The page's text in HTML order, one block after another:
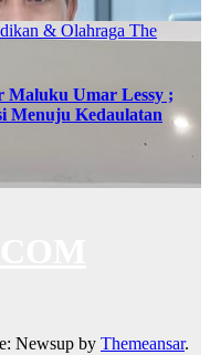
& Olahraga The
Umar Lessy ;
Menuju Kedaulatan
Newsup by Themeansar.